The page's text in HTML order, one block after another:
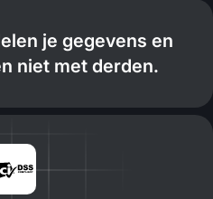
je gegevens en
niet met derden.